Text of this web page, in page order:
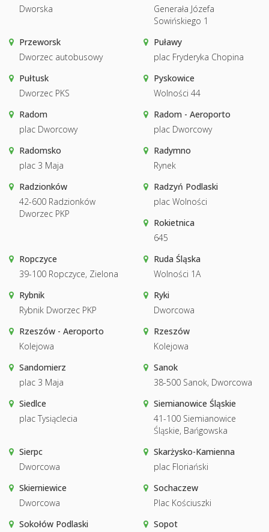
Dworska
Generała Józefa
Sowińskiego 1
Przeworsk
Dworzec autobusowy
Puławy
plac Fryderyka Chopina
Pułtusk
Dworzec PKS
Pyskowice
Wolności 44
Radom
plac Dworcowy
Radom - Aeroporto
plac Dworcowy
Radomsko
plac 3 Maja
Radymno
Rynek
Radzionków
42-600 Radzionków
Dworzec PKP
Radzyń Podlaski
plac Wolności
Rokietnica
645
Ropczyce
39-100 Ropczyce, Zielona
Ruda Śląska
Wolności 1A
Rybnik
Rybnik Dworzec PKP
Ryki
Dworcowa
Rzeszów - Aeroporto
Kolejowa
Rzeszów
Kolejowa
Sandomierz
plac 3 Maja
Sanok
38-500 Sanok, Dworcowa
Siedlce
plac Tysiąclecia
Siemianowice Śląskie
41-100 Siemianowice
Śląskie, Bańgowska
Sierpc
Dworcowa
Skarżysko-Kamienna
plac Floriański
Skierniewice
Dworcowa
Sochaczew
Plac Kościuszki
Sokołów Podlaski
Sopot